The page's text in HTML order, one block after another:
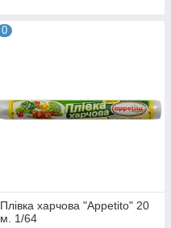
0
Плівка харчова "Appetito" 20
м. 1/64